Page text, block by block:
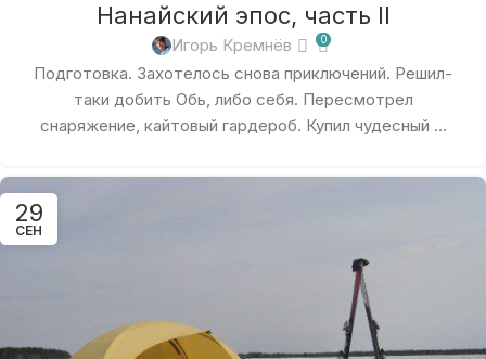
Нанайский эпос, часть II
Игорь Кремнёв 0
Подготовка. Захотелось снова приключений. Решил-
таки добить Обь, либо себя. Пересмотрел
снаряжение, кайтовый гардероб. Купил чудесный ...
29
СЕН